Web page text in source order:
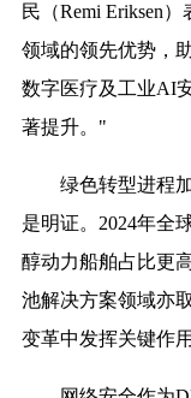
民（Remi Eriksen
领域的领先优势，
数字医疗及工业AI
著提升。"
绿色转型进程
是明证。2024年全
醇动力船舶占比更
池解决方案领域亦
变革中发挥关键作用